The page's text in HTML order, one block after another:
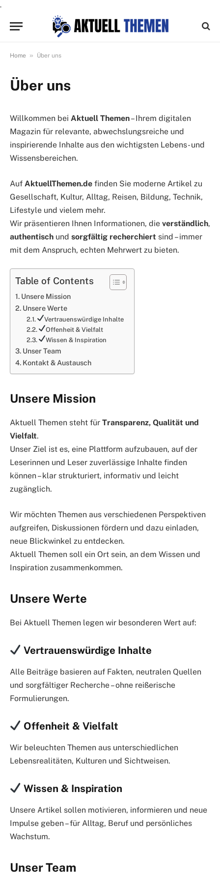
.
Home » Über uns
Über uns
Willkommen bei Aktuell Themen– Ihrem digitalen
Magazin für relevante, abwechslungsreiche und
inspirierende Inhalte aus den wichtigsten Lebens- und
Wissensbereichen.
Auf AktuellThemen.de finden Sie moderne Artikel zu
Gesellschaft, Kultur, Alltag, Reisen, Bildung, Technik,
Lifestyle und vielem mehr.
Wir präsentieren Ihnen Informationen, die verständlich,
authentisch und sorgfältig recherchiert sind – immer
mit dem Anspruch, echten Mehrwert zu bieten.
Table of Contents
Unsere Mission
Unsere Werte
Vertrauenswürdige Inhalte
Offenheit & Vielfalt
Wissen & Inspiration
Unser Team
Kontakt & Austausch
Unsere Mission
Aktuell Themen steht für Transparenz, Qualität und
Vielfalt.
Unser Ziel ist es, eine Plattform aufzubauen, auf der
Leserinnen und Leser zuverlässige Inhalte finden
können – klar strukturiert, informativ und leicht
zugänglich.
Wir möchten Themen aus verschiedenen Perspektiven
aufgreifen, Diskussionen fördern und dazu einladen,
neue Blickwinkel zu entdecken.
Aktuell Themen soll ein Ort sein, an dem Wissen und
Inspiration zusammenkommen.
Unsere Werte
Bei Aktuell Themen legen wir besonderen Wert auf:
Vertrauenswürdige Inhalte
Alle Beiträge basieren auf Fakten, neutralen Quellen
und sorgfältiger Recherche – ohne reißerische
Formulierungen.
Offenheit & Vielfalt
Wir beleuchten Themen aus unterschiedlichen
Lebensrealitäten, Kulturen und Sichtweisen.
Wissen & Inspiration
Unsere Artikel sollen motivieren, informieren und neue
Impulse geben – für Alltag, Beruf und persönliches
Wachstum.
Unser Team